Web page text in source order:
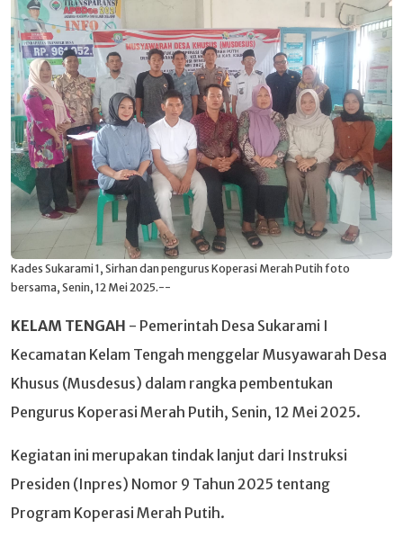
Kades Sukarami 1, Sirhan dan pengurus Koperasi Merah Putih foto
bersama, Senin, 12 Mei 2025.--
KELAM TENGAH - Pemerintah Desa Sukarami I
Kecamatan Kelam Tengah menggelar Musyawarah Desa
Khusus (Musdesus) dalam rangka pembentukan
Pengurus Koperasi Merah Putih, Senin, 12 Mei 2025.
Kegiatan ini merupakan tindak lanjut dari Instruksi
Presiden (Inpres) Nomor 9 Tahun 2025 tentang
Program Koperasi Merah Putih.